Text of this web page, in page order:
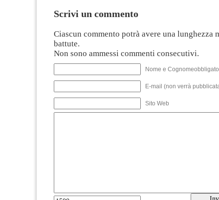
Scrivi un commento
Ciascun commento potrà avere una lunghezza
battute.
Non sono ammessi commenti consecutivi.
Nome e
E-mail (non verrà
Sito Web